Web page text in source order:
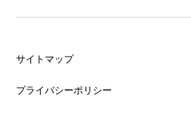
サイトマップ
プライバシーポリシー